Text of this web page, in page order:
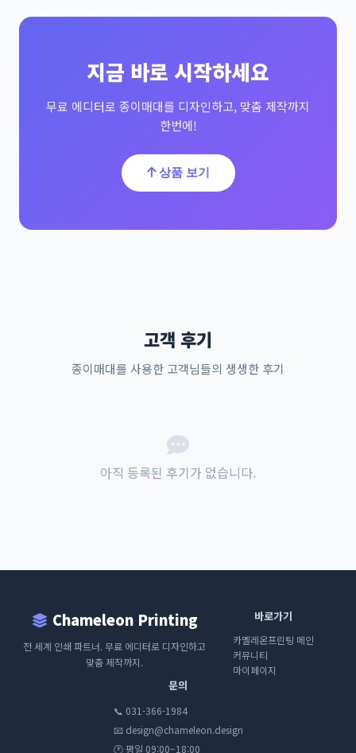
지금 바로 시작하세요
무료 에디터로 종이매대를 디자인하고, 맞춤 제작까지
한번에!
상품 보기
고객 후기
종이매대를 사용한 고객님들의 생생한 후기
아직 등록된 후기가 없습니다.
Chameleon Printing
전 세계 인쇄 파트너. 무료 에디터로 디자인하고
맞춤 제작까지.
바로가기
카멜레온프린팅 메인
커뮤니티
마이페이지
문의
📞 031-366-1984
📧 design@chameleon.design
🕐 평일 09:00~18:00